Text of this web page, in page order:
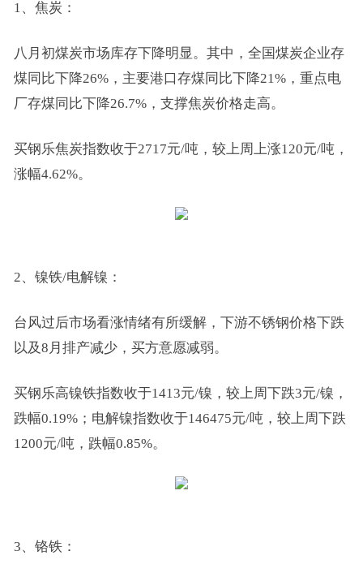
1、焦炭：
八月初煤炭市场库存下降明显。其中，全国煤炭企业存
煤同比下降26%，主要港口存煤同比下降21%，重点电
厂存煤同比下降26.7%，支撑焦炭价格走高。
买钢乐焦炭指数收于2717元/吨，较上周上涨120元/吨，
涨幅4.62%。
2、镍铁/电解镍：
台风过后市场看涨情绪有所缓解，下游不锈钢价格下跌
以及8月排产减少，买方意愿减弱。
买钢乐高镍铁指数收于1413元/镍，较上周下跌3元/镍，
跌幅0.19%；电解镍指数收于146475元/吨，较上周下跌
1200元/吨，跌幅0.85%。
3、铬铁：